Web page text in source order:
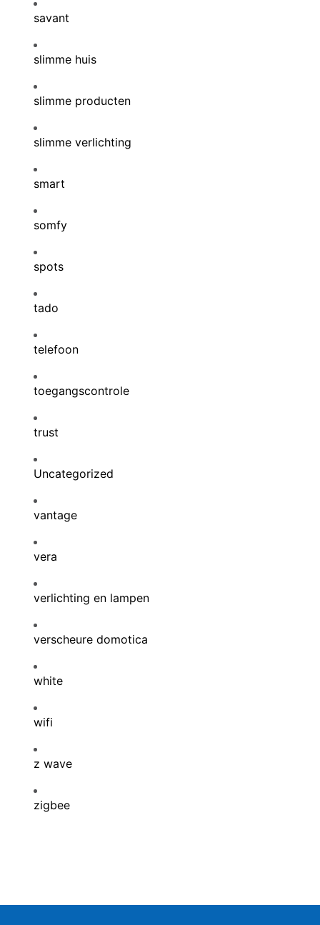
savant
slimme huis
slimme producten
slimme verlichting
smart
somfy
spots
tado
telefoon
toegangscontrole
trust
Uncategorized
vantage
vera
verlichting en lampen
verscheure domotica
white
wifi
z wave
zigbee